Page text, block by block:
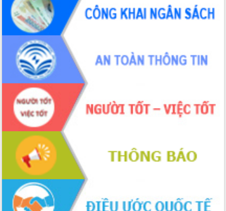
Chủ tịch UBND tỉnh Tạ Anh Tuấn thăm,
chúc mừng các bệnh viện nhân Ngày
Thầy thuốc Việt Nam
Rộn ràng lễ hội truyền thống Sông
nước Đà Nông lần thứ I năm 2026
Kỳ họp Chuyên đề lần thứ Năm, HĐND
tỉnh Đắk Lắk thông qua các nghị quyết
quan trọng
Thống nhất danh sách giới thiệu ứng
cử đại biểu Quốc hội khoá XVI và đại
biểu HĐND tỉnh Đắk Lắk, nhiệm kỳ
2026-2031
Phát động hai phong trào thi đua quan
trọng trong kỷ nguyên mới
Hội nghị lần thứ tư Ban Chỉ đạo công
tác bầu cử tỉnh Đắk Lắk
Hội nghị Báo cáo viên Trung ương
tháng 01/2026
Phó Thủ tướng Hồ Quốc Dũng đánh giá